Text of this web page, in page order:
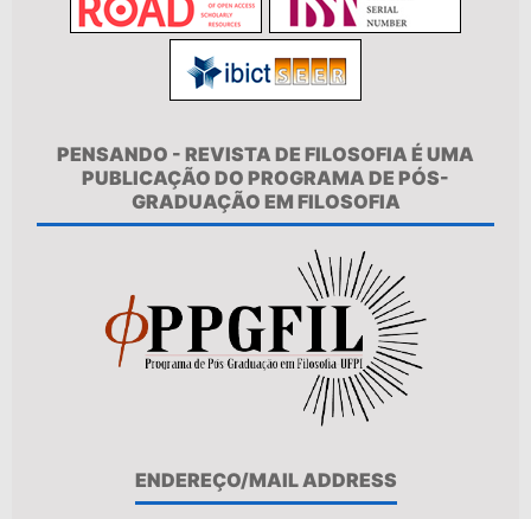
PENSANDO - REVISTA DE FILOSOFIA É UMA
PUBLICAÇÃO DO PROGRAMA DE PÓS-
GRADUAÇÃO EM FILOSOFIA
ENDEREÇO/MAIL ADDRESS